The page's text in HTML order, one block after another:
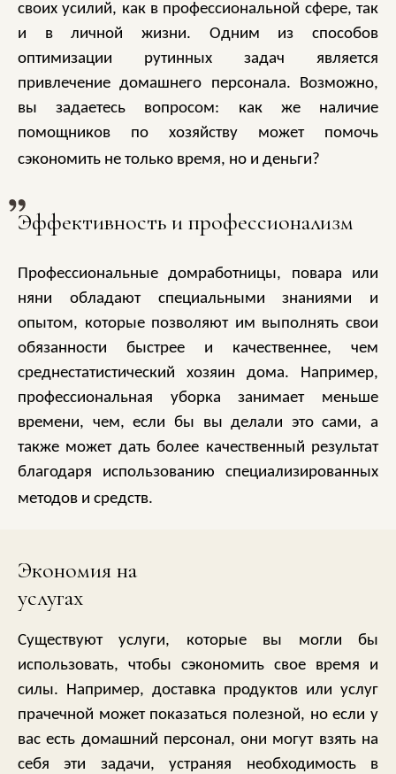
своих усилий, как в профессиональной сфере, так
и в личной жизни. Одним из способов
оптимизации рутинных задач является
привлечение домашнего персонала. Возможно,
вы задаетесь вопросом: как же наличие
помощников по хозяйству может помочь
сэкономить не только время, но и деньги?
Эффективность и профессионализм
Профессиональные домработницы, повара или
няни обладают специальными знаниями и
опытом, которые позволяют им выполнять свои
обязанности быстрее и качественнее, чем
среднестатистический хозяин дома. Например,
профессиональная уборка занимает меньше
времени, чем, если бы вы делали это сами, а
также может дать более качественный результат
благодаря использованию специализированных
методов и средств.
Экономия на
услугах
Существуют услуги, которые вы могли бы
использовать, чтобы сэкономить свое время и
силы. Например, доставка продуктов или услуг
прачечной может показаться полезной, но если у
вас есть домашний персонал, они могут взять на
себя эти задачи, устраняя необходимость в